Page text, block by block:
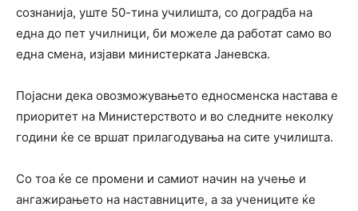
сознанија, уште 50-тина училишта, со доградба на
една до пет училници, би можеле да работат само во
една смена, изјави министерката Јаневска.
Појасни дека овозможувањето едносменска настава е
приоритет на Министерството и во следните неколку
години ќе се вршат прилагодувања на сите училишта.
Со тоа ќе се промени и самиот начин на учење и
ангажирањето на наставниците, а за учениците ќе